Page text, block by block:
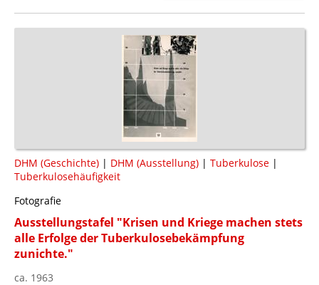
DHM (Geschichte) | DHM (Ausstellung) | Tuberkulose |
Tuberkulosehäufigkeit
Fotografie
Ausstellungstafel "Krisen und Kriege machen stets
alle Erfolge der Tuberkulosebekämpfung
zunichte."
ca. 1963